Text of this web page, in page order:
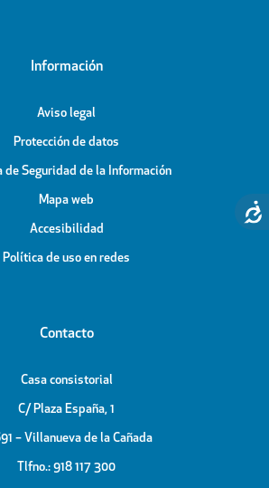
Información
Aviso legal
Protección de datos
de Seguridad de la Información
Mapa web
Accesibilidad
Política de uso en redes
Contacto
Casa consistorial
C/ Plaza España, 1
– Villanueva de la Cañada
Tlfno.: 918 117 300